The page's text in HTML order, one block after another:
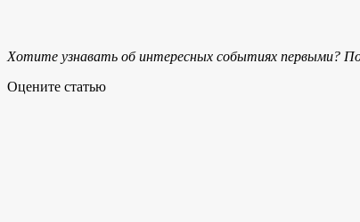
Хотите узнавать об интересных событиях первыми?
Оцените статью